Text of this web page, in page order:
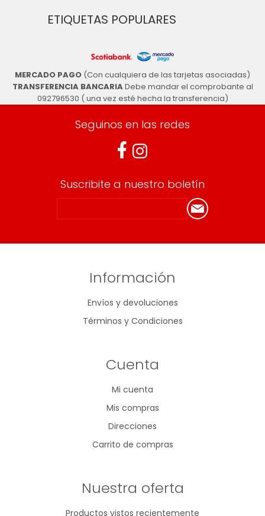
ETIQUETAS POPULARES
MERCADO PAGO (Con cualquiera de las tarjetas asociadas)
TRANSFERENCIA BANCARIADebe mandar el comprobante al
092796530 ( una vez esté hecha la transferencia)
Seguinos en las redes
Suscribite a nuestro boletín
Información
Envíos y devoluciones
Términos y Condiciones
Cuenta
Mi cuenta
Mis compras
Direcciones
Carrito de compras
Nuestra oferta
Productos vistos recientemente